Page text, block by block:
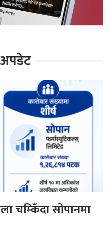
चम्किँदा सोपानमा